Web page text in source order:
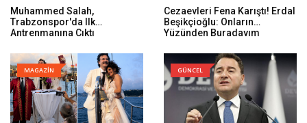
Muhammed Salah,
Trabzonspor'da Ilk
Antrenmanına Çıktı
Cezaevleri Fena Karıştı! Erdal
Beşikçioğlu: Onların
Yüzünden Buradayım
MAGAZİN GÜNCEL